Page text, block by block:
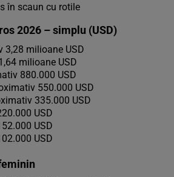
în scaun cu rotile
2026 – simplu (USD)
3,28 milioane USD
milioane USD
880.000 USD
550.000 USD
335.000 USD
USD
USD
USD